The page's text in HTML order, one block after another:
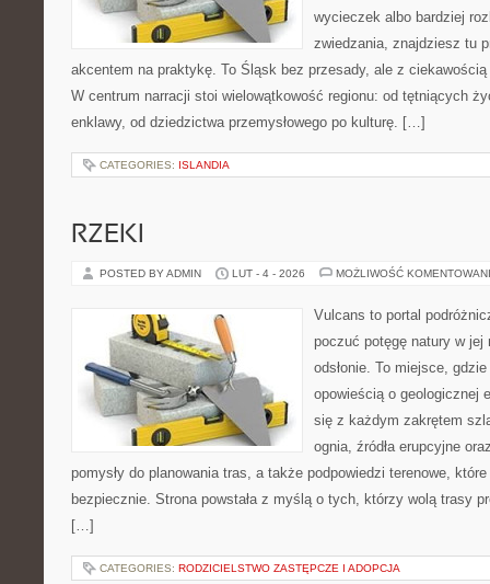
wycieczek albo bardziej
zwiedzania, znajdziesz tu
akcentem na praktykę. To Śląsk bez przesady, ale z
W centrum narracji stoi wielowątkowość regionu: od tętniących
enklawy, od dziedzictwa przemysłowego po kulturę. […]
CATEGORIES: ISLANDIA
RZEKI
POSTED BY ADMIN LUT - 4 - 2026 MOŻLIWOŚĆ
Vulcans to portal
poczuć potęgę natury w jej
odsłonie. To miejsce,
opowieścią o geologicznej
się z każdym zakrętem
ognia, źródła erupcyjne
pomysły do planowania tras, a także podpowiedzi terenowe,
bezpiecznie. Strona powstała z myślą o tych, którzy wolą trasy
[…]
CATEGORIES: RODZICIELSTWO ZASTĘPCZE I ADOPCJA